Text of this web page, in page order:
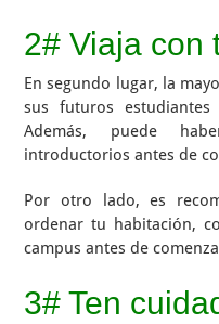
2# Viaja con
En segundo lugar, la
sus futuros
Además, puede
introductorios antes de
Por otro lado, es
ordenar tu habitación,
campus antes de
3# Ten